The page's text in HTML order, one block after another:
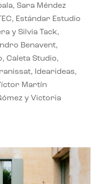
Sara Méndez
Estándar Estudio
y Silvia Tack,
Benavent,
Caleta Studio,
Idearideas,
Martín
y Victoria